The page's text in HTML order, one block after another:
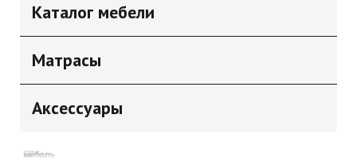
Каталог мебели
Матрасы
Аксессуары